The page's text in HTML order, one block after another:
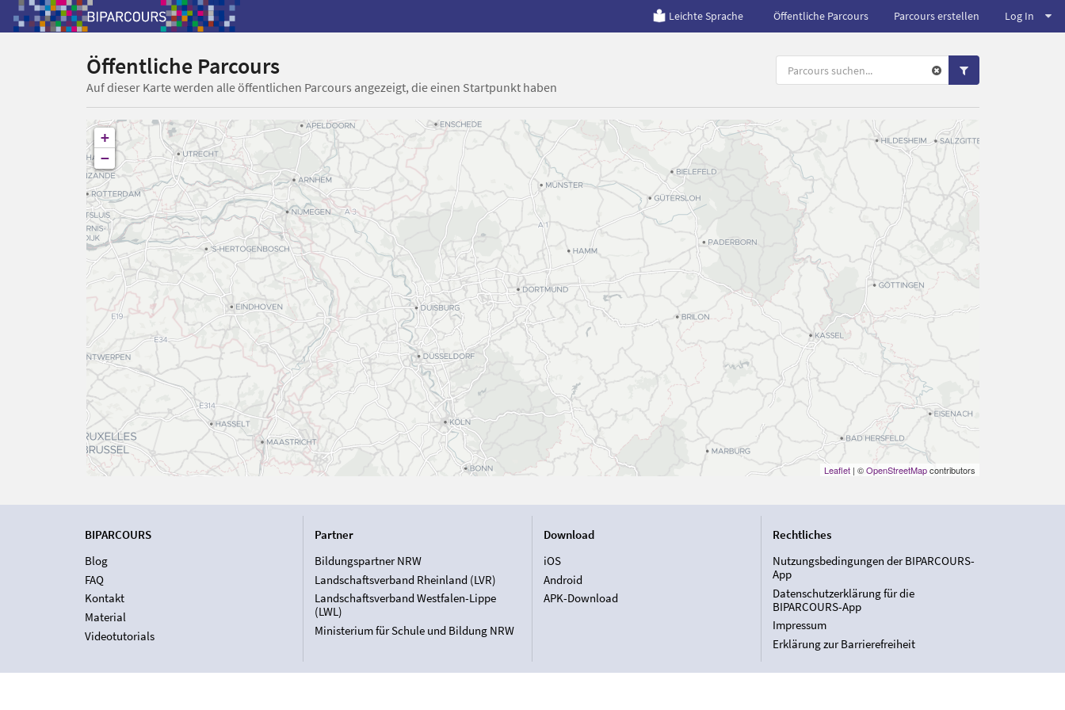
Leichte Sprache Öffentliche Parcours Parcours erstellen Log In
Öffentliche Parcours
Auf dieser Karte werden alle öffentlichen Parcours angezeigt, die einen Startpunkt haben
+
−
Leaflet| ©OpenStreetMapcontributors
BIPARCOURS
Blog
FAQ
Kontakt
Material
Videotutorials
Partner
Bildungspartner NRW
Landschaftsverband Rheinland (LVR)
Landschaftsverband Westfalen-Lippe
(LWL)
Ministerium für Schule und Bildung NRW
Download
iOS
Android
APK-Download
Rechtliches
Nutzungsbedingungen der BIPARCOURS-
App
Datenschutzerklärung für die
BIPARCOURS-App
Impressum
Erklärung zur Barrierefreiheit